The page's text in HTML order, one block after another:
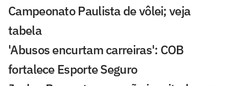
Campeonato Paulista de vôlei; veja
tabela
'Abusos encurtam carreiras': COB
fortalece Esporte Seguro